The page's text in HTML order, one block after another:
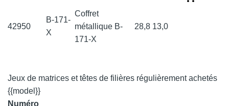
42950
B-171-
X
Coffret
métallique B-
171-X
28,8 13,0
Jeux de matrices et têtes de filières régulièrement achetés
{{model}}
Numéro